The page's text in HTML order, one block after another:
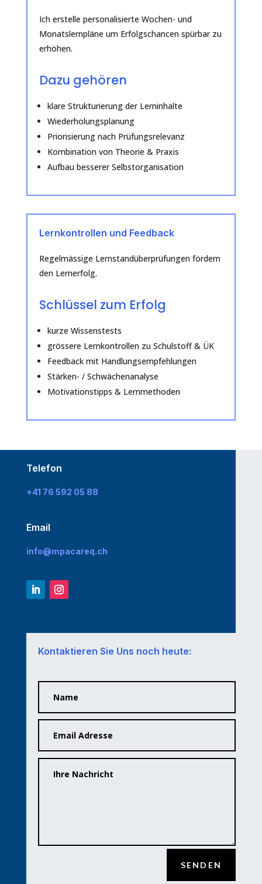
Ich erstelle personalisierte Wochen- und
Monatslernpläne um Erfolgschancen spürbar zu
erhöhen.
Dazu gehören
klare Strukturierung der Lerninhalte
Wiederholungsplanung
Priorisierung nach Prüfungsrelevanz
Kombination von Theorie & Praxis
Aufbau besserer Selbstorganisation
Lernkontrollen und Feedback
Regelmässige Lernstandüberprüfungen fördern
den Lernerfolg.
Schlüssel zum Erfolg
kurze Wissenstests
grössere Lernkontrollen zu Schulstoff & ÜK
Feedback mit Handlungsempfehlungen
Stärken- / Schwächenanalyse
Motivationstipps & Lernmethoden
Telefon
+41 76 592 05 88
Email
info@mpacareq.ch
Kontaktieren Sie Uns noch heute:
SENDEN